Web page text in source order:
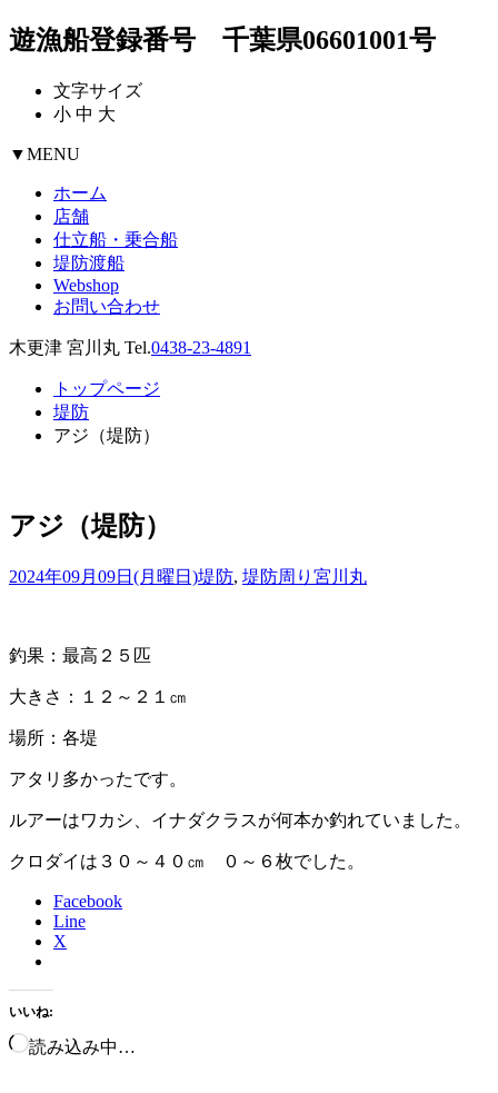
遊漁船登録番号 千葉県06601001号
文字サイズ
小 中 大
▼MENU
ホーム
店舗
仕立船・乗合船
堤防渡船
Webshop
お問い合わせ
木更津 宮川丸 Tel.0438-23-4891
トップページ
堤防
アジ（堤防）
アジ（堤防）
2024年09月09日(月曜日)堤防, 堤防周り 宮川丸
釣果：最高２５匹
大きさ：１２～２１㎝
場所：各堤
アタリ多かったです。
ルアーはワカシ、イナダクラスが何本か釣れていました。
クロダイは３０～４０㎝ ０～６枚でした。
Facebook
Line
X
いいね:
読み込み中…